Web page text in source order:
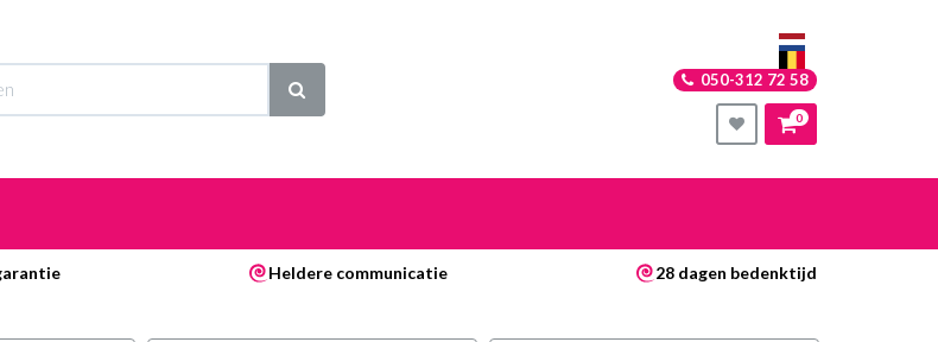
050-312 72 58
0
Heldere communicatie 28 dagen bedenktijd